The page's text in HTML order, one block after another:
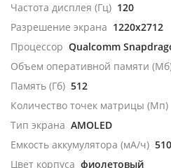
Частота дисплея (Гц) 120
Разрешение экрана 1220x2712
Процессор Qualcomm
Объем оперативной памяти
Память (Гб) 512
Количество точек матрицы (Мп)
Тип экрана AMOLED
Емкость аккумулятора (мА/ч)
Цвет корпуса фиолетовый